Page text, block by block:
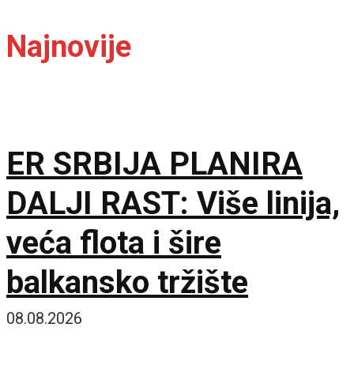
Najnovije
ER SRBIJA PLANIRA
DALJI RAST: Više linija,
veća flota i šire
balkansko tržište
08.08.2026